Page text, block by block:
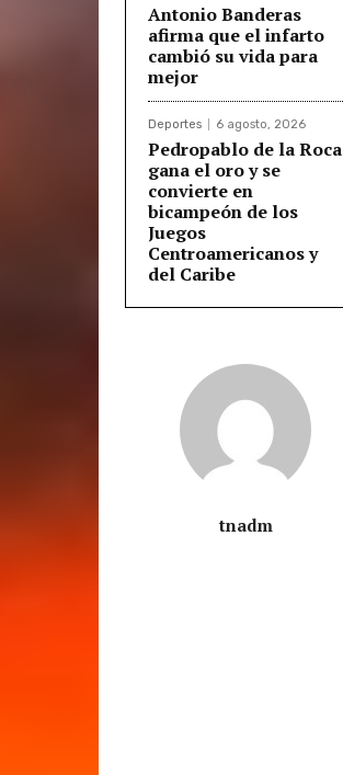
Antonio Banderas
afirma que el infarto
cambió su vida para
mejor
Deportes 6 agosto, 2026
Pedropablo de la Roca
gana el oro y se
convierte en
bicampeón de los
Juegos
Centroamericanos y
del Caribe
tnadm